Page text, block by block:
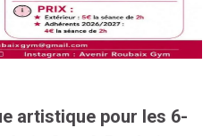
artistique pour les 6-